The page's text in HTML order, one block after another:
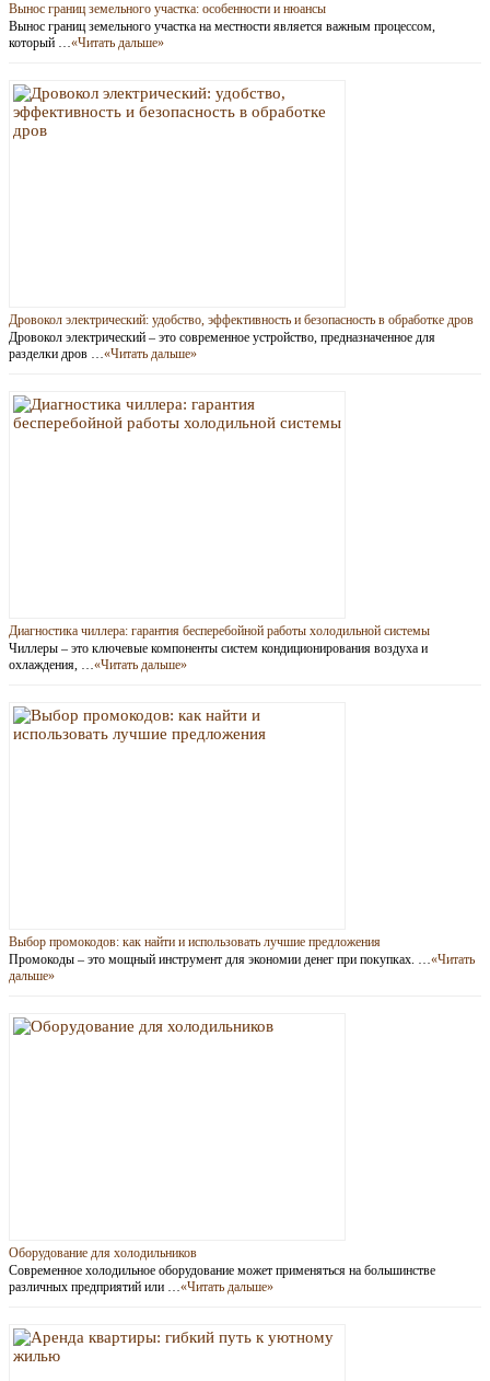
Вынос границ земельного участка: особенности и нюансы
Вынос границ земельного участка на местности является важным процессом,
который …«Читать дальше»
Дровокол электрический: удобство, эффективность и безопасность в обработке дров
Дровокол электрический – это современное устройство, предназначенное для
разделки дров …«Читать дальше»
Диагностика чиллера: гарантия бесперебойной работы холодильной системы
Чиллеры – это ключевые компоненты систем кондиционирования воздуха и
охлаждения, …«Читать дальше»
Выбор промокодов: как найти и использовать лучшие предложения
Промокоды – это мощный инструмент для экономии денег при покупках. …«Читать
дальше»
Оборудование для холодильников
Современное холодильное оборудование может применяться на большинстве
различных предприятий или …«Читать дальше»